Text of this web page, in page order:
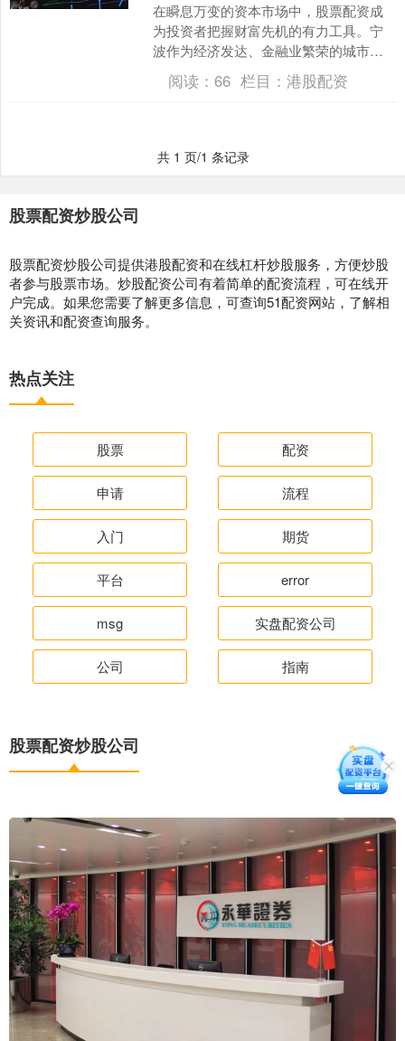
在瞬息万变的资本市场中，股票配资成
为投资者把握财富先机的有力工具。宁
波作为经济发达、金融业繁荣的城市，
为股票配资提供了良好的发展环境。 股
票配资是一种融资方式，....
阅读： 66 栏目： 港股配资
共 1 页/1 条记录
股票配资炒股公司
股票配资炒股公司提供港股配资和在线杠杆炒股服务，方便炒股
者参与股票市场。炒股配资公司有着简单的配资流程，可在线开
户完成。如果您需要了解更多信息，可查询51配资网站，了解相
关资讯和配资查询服务。
热点关注
股票 配资
申请 流程
入门 期货
平台 error
msg 实盘配资公司
公司 指南
股票配资炒股公司